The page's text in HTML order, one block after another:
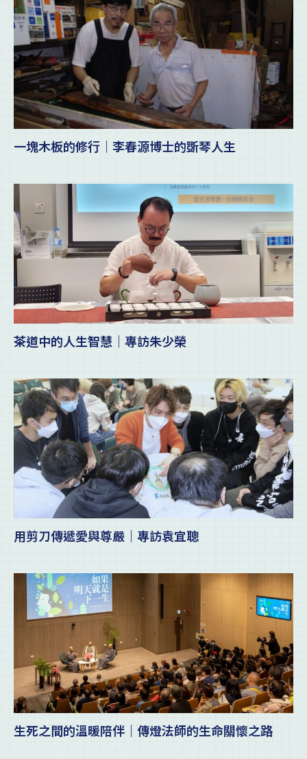
一塊木板的修行｜李春源博士的斲琴人生
茶道中的人生智慧｜專訪朱少榮
用剪刀傳遞愛與尊嚴｜專訪袁宜聰
生死之間的溫暖陪伴｜傳燈法師的生命關懷之路